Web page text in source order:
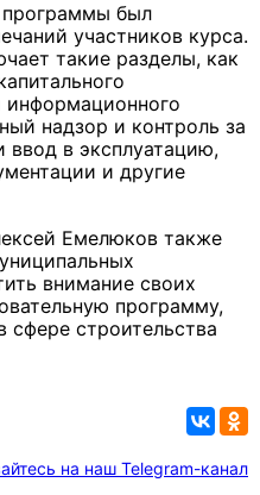
программы был
участников курса.
такие разделы, как
информационного
надзор и контроль за
ввод в эксплуатацию,
и другие
Емелюков также
внимание своих
программу,
сфере строительства
на наш Telegram-канал